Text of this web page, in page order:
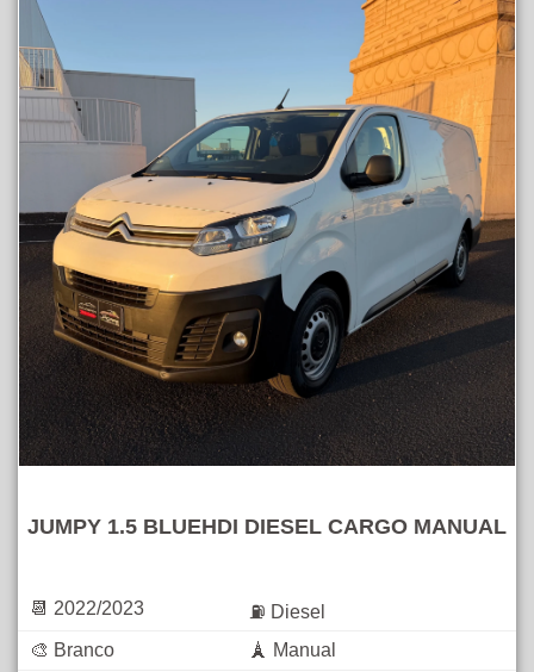
JUMPY 1.5 BLUEHDI DIESEL CARGO MANUAL
📆 2022/2023
⛽ Diesel
🎨 Branco
🗼 Manual